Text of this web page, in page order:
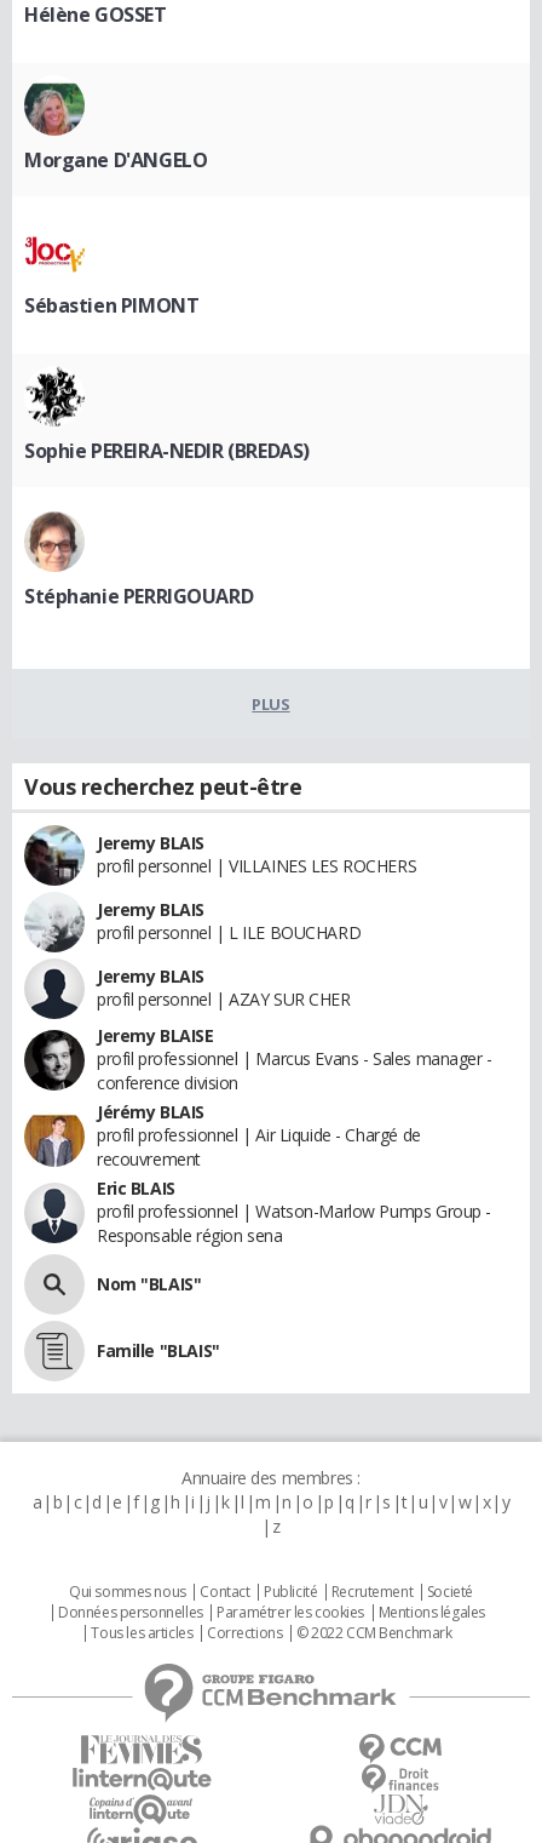
Hélène GOSSET
Morgane D'ANGELO
Sébastien PIMONT
Sophie PEREIRA-NEDIR (BREDAS)
Stéphanie PERRIGOUARD
PLUS
Vous recherchez peut-être
Jeremy BLAIS
profil personnel | VILLAINES LES ROCHERS
Jeremy BLAIS
profil personnel | L ILE BOUCHARD
Jeremy BLAIS
profil personnel | AZAY SUR CHER
Jeremy BLAISE
profil professionnel | Marcus Evans - Sales manager -
conference division
Jérémy BLAIS
profil professionnel | Air Liquide - Chargé de
recouvrement
Eric BLAIS
profil professionnel | Watson-Marlow Pumps Group -
Responsable région sena
Nom "BLAIS"
Famille "BLAIS"
Annuaire des membres :
a b c d e f g h i j k l m n o p q r s t u v w x y
z
Qui sommes nous Contact Publicité Recrutement
Societé
Données personnelles
Paramétrer les cookies
Mentions légales
Tous les articles
Corrections © 2022 CCM Benchmark